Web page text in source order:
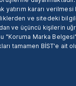
kararı
ve sitedeki
ve üçüncü kişilerin
"Koruma Marka
tamamen BİST'e ait